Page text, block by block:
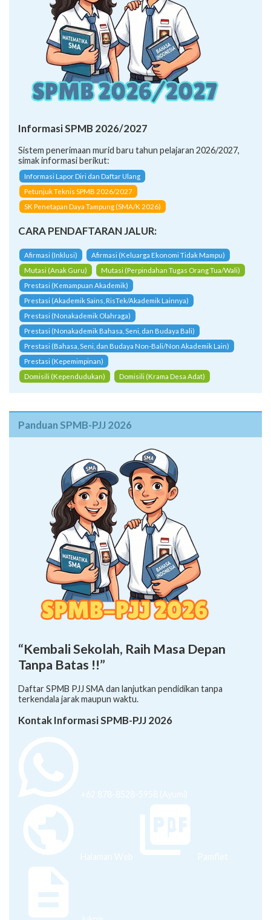
Informasi SPMB 2026/2027
Sistem penerimaan murid baru tahun pelajaran 2026/2027,
simak informasi berikut:
Informasi Lapor Diri dan Daftar Ulang
Petunjuk Teknis SPMB 2026/2027
SK Penetapan Daya Tampung (SMA/K 2026)
CARA PENDAFTARAN JALUR:
Afirmasi (Inklusi)
Afirmasi (Keluarga Ekonomi Tidak Mampu)
Mutasi (Anak Guru)
Mutasi (Perpindahan Tugas Orang Tua/Wali)
Prestasi (Kemampuan Akademik)
Prestasi (Akademik Sains, RisTek/Akademik Lainnya)
Prestasi (Nonakademik Olahraga)
Prestasi (Nonakademik Bahasa, Seni, dan Budaya Bali)
Prestasi (Bahasa, Seni, dan Budaya Non-Bali/Non Akademik Lain)
Prestasi (Kepemimpinan)
Domisili (Kependudukan)
Domisili (Krama Desa Adat)
Panduan SPMB-PJJ 2026
“Kembali Sekolah, Raih Masa Depan
Tanpa Batas !!”
Daftar SPMB PJJ SMA dan lanjutkan pendidikan tanpa
terkendala jarak maupun waktu.
Kontak Informasi SPMB-PJJ 2026
+62 878-8528-5958 (Ayumi)
Halaman Web Pamflet